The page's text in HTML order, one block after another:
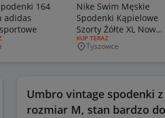
164
adidas
Nike Swim Męskie
Spodenki Kąpielowe
Szorty Żółte XL Nowe
z Metką Oryginał
RODZAJ OFERTY:
KUP TERAZ
Miejscowość
Tyszowce
Umbro vintage spodenki
rozmiar M, stan bardzo